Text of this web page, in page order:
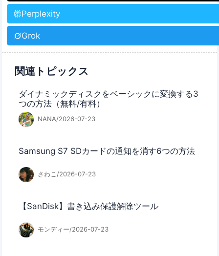
Perplexity
Grok
関連トピックス
ダイナミックディスクをベーシックに変換する3
つの方法（無料/有料）
NANA/2026-07-23
Samsung S7 SDカードの通知を消す6つの方法
さわこ/2026-07-23
【SanDisk】書き込み保護解除ツール
モンディー/2026-07-23